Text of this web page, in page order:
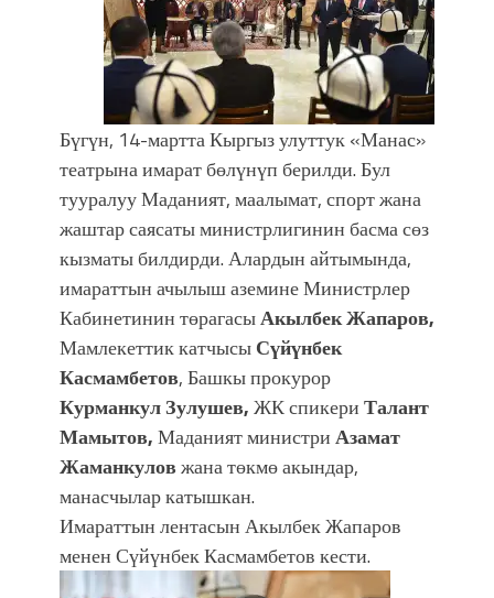
болмок”
Бүгүн, 14-мартта Кыргыз улуттук «Манас»
театрына имарат бөлүнүп берилди. Бул
тууралуу Маданият, маалымат, спорт жана
жаштар саясаты министрлигинин басма сөз
кызматы билдирди. Алардын айтымында,
имараттын ачылыш аземине Министрлер
Кабинетинин төрагасыАкылбек Жапаров,
Мамлекеттик катчысыСүйүнбек
Касмамбетов, Башкы прокурор
Курманкул Зулушев,ЖК спикериТалант
Мамытов,Маданият министриАзамат
Жаманкуловжана төкмө акындар,
манасчылар катышкан.
Имараттын лентасын Акылбек Жапаров
менен Сүйүнбек Касмамбетов кести.